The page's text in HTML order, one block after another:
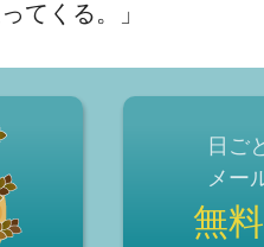
てくる。」
日ご
メー
無料